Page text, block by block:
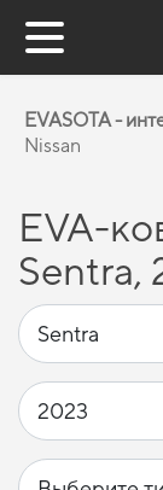
EVASOTA -
Nissan
EVA-
Sentra,